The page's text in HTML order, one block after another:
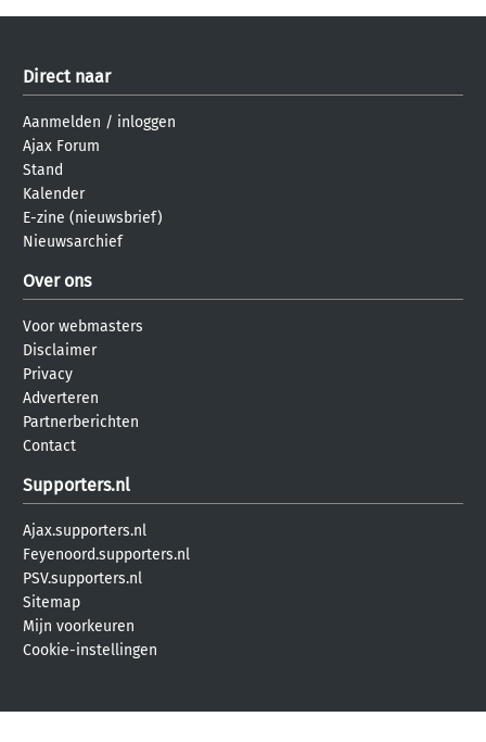
Direct naar
Aanmelden / inloggen
Ajax Forum
Stand
Kalender
E-zine (nieuwsbrief)
Nieuwsarchief
Over ons
Voor webmasters
Disclaimer
Privacy
Adverteren
Partnerberichten
Contact
Supporters.nl
Ajax.supporters.nl
Feyenoord.supporters.nl
PSV.supporters.nl
Sitemap
Mijn voorkeuren
Cookie-instellingen